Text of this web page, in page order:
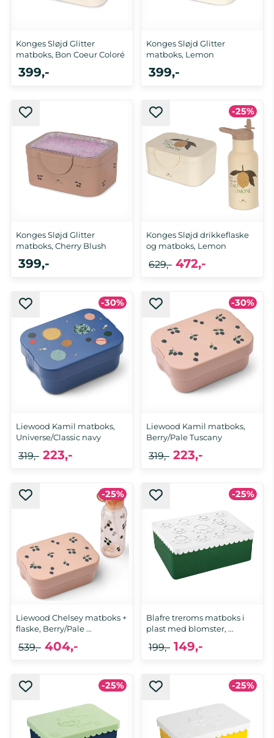
Konges Sløjd Glitter
matboks, Bon Coeur Coloré
399,-
Konges Sløjd Glitter
matboks, Lemon
399,-
Konges Sløjd Glitter
matboks, Cherry Blush
399,-
-25%
Konges Sløjd drikkeflaske
og matboks, Lemon
472,-
629,-
-30%
Liewood Kamil matboks,
Universe/Classic navy
223,-
319,-
-30%
Liewood Kamil matboks,
Berry/Pale Tuscany
223,-
319,-
-25%
Liewood Chelsey matboks +
flaske, Berry/Pale ...
404,-
539,-
-25%
Blafre treroms matboks i
plast med blomster, ...
149,-
199,-
-25% -25%